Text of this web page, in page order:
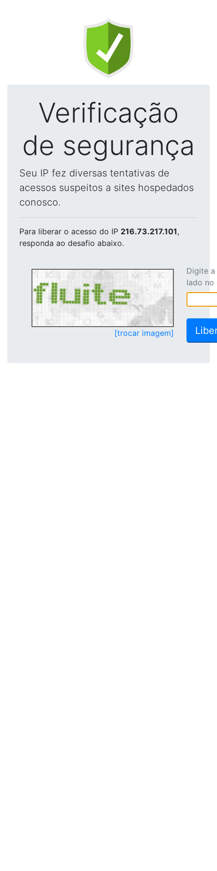
Verificação
de segurança
Seu IP fez diversas tentativas de
acessos suspeitos a sites hospedados
conosco.
Para liberar o acesso do IP 216.73.217.101,
responda ao desafio abaixo.
[trocar imagem]
Digite
lado no